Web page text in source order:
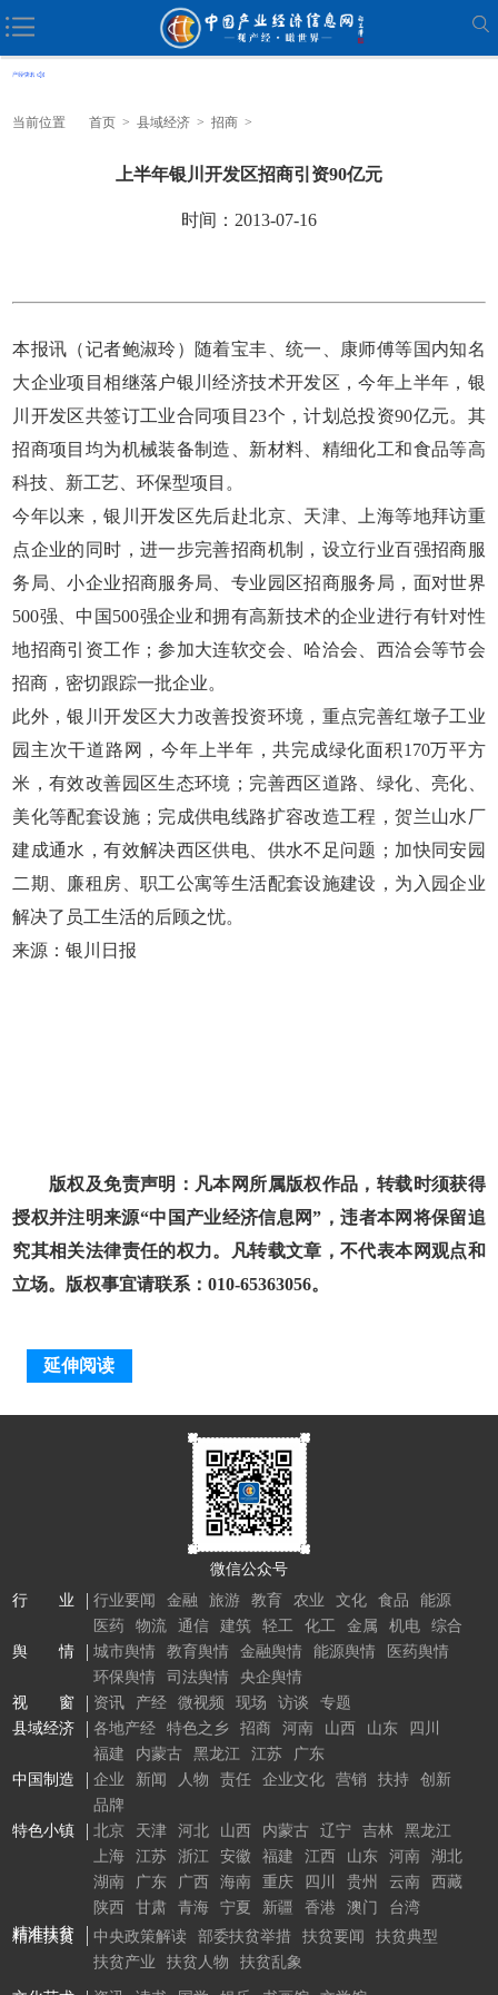
当前位置 首页 > 县域经济 > 招商 >
上半年银川开发区招商引资90亿元
时间：2013-07-16
本报讯（记者鲍淑玲）随着宝丰、统一、康师傅等国内知名
大企业项目相继落户银川经济技术开发区，今年上半年，银
川开发区共签订工业合同项目23个，计划总投资90亿元。其
招商项目均为机械装备制造、新材料、精细化工和食品等高
科技、新工艺、环保型项目。
今年以来，银川开发区先后赴北京、天津、上海等地拜访重
点企业的同时，进一步完善招商机制，设立行业百强招商服
务局、小企业招商服务局、专业园区招商服务局，面对世界
500强、中国500强企业和拥有高新技术的企业进行有针对性
地招商引资工作；参加大连软交会、哈洽会、西洽会等节会
招商，密切跟踪一批企业。
此外，银川开发区大力改善投资环境，重点完善红墩子工业
园主次干道路网，今年上半年，共完成绿化面积170万平方
米，有效改善园区生态环境；完善西区道路、绿化、亮化、
美化等配套设施；完成供电线路扩容改造工程，贺兰山水厂
建成通水，有效解决西区供电、供水不足问题；加快同安园
二期、廉租房、职工公寓等生活配套设施建设，为入园企业
解决了员工生活的后顾之忧。
来源：银川日报
版权及免责声明：凡本网所属版权作品，转载时须获得
授权并注明来源“中国产业经济信息网”，违者本网将保留追
究其相关法律责任的权力。凡转载文章，不代表本网观点和
立场。版权事宜请联系：010-65363056。
延伸阅读
微信公众号
行 业
行业要闻 金融 旅游 教育 农业 文化 食品
能源
医药
物流 通信 建筑 轻工 化工 金属 机电
综合
舆 情
城市舆情 教育舆情 金融舆情 能源舆情
医药舆情
环保舆情
司法舆情
央企舆情
视 窗
资讯 产经 微视频 现场 访谈
专题
县域经济
各地产经 特色之乡 招商 河南 山西 山东
四川
福建
内蒙古 黑龙江 江苏
广东
中国制造
企业 新闻 人物 责任 企业文化 营销 扶持
创新
品牌
特色小镇
北京 天津 河北 山西 内蒙古 辽宁 吉林
黑龙江
上海
江苏 浙江 安徽 福建 江西 山东 河南
湖北
湖南
广东 广西 海南 重庆 四川 贵州 云南
西藏
陕西
甘肃 青海 宁夏 新疆 香港 澳门
台湾
精准扶贫
精准扶贫 中央政策解读 部委扶贫举措 扶贫要闻
扶贫典型
扶贫产业
扶贫人物 扶贫乱象